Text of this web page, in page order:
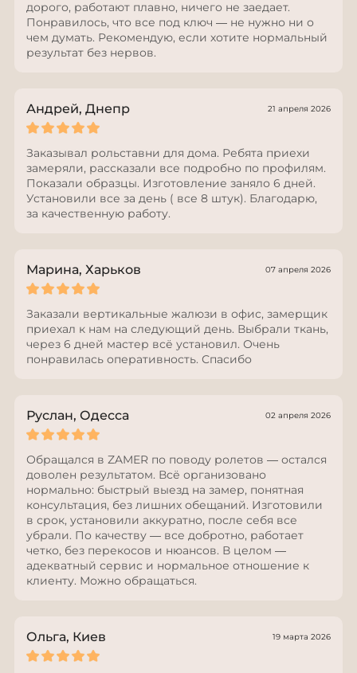
дорого, работают плавно, ничего не заедает.
Понравилось, что все под ключ — не нужно ни о
чем думать. Рекомендую, если хотите нормальный
результат без нервов.
Андрей, Днепр 21 апреля 2026
Заказывал рольставни для дома. Ребята приехи
замеряли, рассказали все подробно по профилям.
Показали образцы. Изготовление заняло 6 дней.
Установили все за день ( все 8 штук). Благодарю,
за качественную работу.
Марина, Харьков 07 апреля 2026
Заказали вертикальные жалюзи в офис, замерщик
приехал к нам на следующий день. Выбрали ткань,
через 6 дней мастер всё установил. Очень
понравилась оперативность. Спасибо
Руслан, Одесса 02 апреля 2026
Обращался в ZAMER по поводу ролетов — остался
доволен результатом. Всё организовано
нормально: быстрый выезд на замер, понятная
консультация, без лишних обещаний. Изготовили
в срок, установили аккуратно, после себя все
убрали. По качеству — все добротно, работает
четко, без перекосов и нюансов. В целом —
адекватный сервис и нормальное отношение к
клиенту. Можно обращаться.
Ольга, Киев 19 марта 2026